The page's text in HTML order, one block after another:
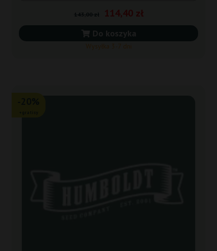
114,40 zł
Do koszyka
Wysyłka 3-7 dni